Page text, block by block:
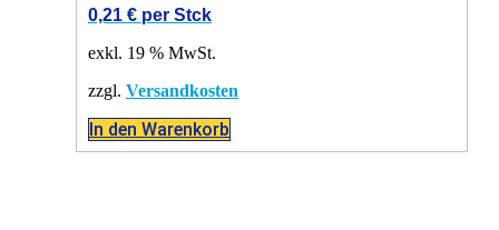
0,21 € per Stck
exkl. 19 % MwSt.
zzgl. Versandkosten
In den Warenkorb